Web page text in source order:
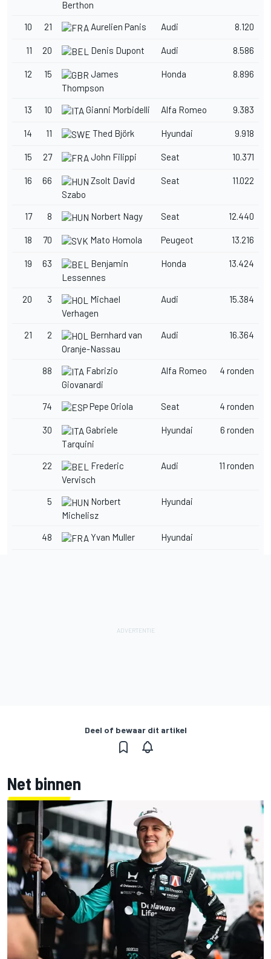
Berthon
10 21 Aurelien Panis Audi 8.120
11 20 Denis Dupont Audi 8.586
12 15
James
Thompson
Honda 8.896
13 10 Gianni Morbidelli Alfa Romeo 9.383
14 11 Thed Björk Hyundai 9.918
15 27 John Filippi Seat 10.371
16 66
Zsolt David
Szabo
Seat 11.022
17 8 Norbert Nagy Seat 12.440
18 70 Mato Homola Peugeot 13.216
19 63
Benjamin
Lessennes
Honda 13.424
20 3
Michael
Verhagen
Audi 15.384
21 2
Bernhard van
Oranje-Nassau
Audi 16.364
88
Fabrizio
Giovanardi
Alfa Romeo 4 ronden
74 Pepe Oriola Seat 4 ronden
30
Gabriele
Tarquini
Hyundai 6 ronden
22
Frederic
Vervisch
Audi 11 ronden
5
Norbert
Michelisz
Hyundai
48 Yvan Muller Hyundai
Deel of bewaar dit artikel
Net binnen